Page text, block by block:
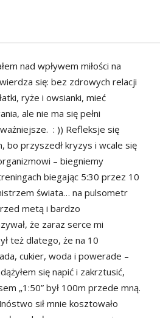
nad wpływem miłości na
się: bez zdrowych relacji
ryże i owsianki, mieć
ale nie ma się pełni
: )) Refleksje się
bo przyszedł kryzys i wcale się
– biegniemy
biegając 5:30 przez 10
świata… na pulsometr
metą i bardzo
że zaraz serce mi
też dlatego, że na 10
cukier, woda i powerade –
się napić i zakrztusić,
„1:50” był 100m przede mną.
sił mnie kosztowało